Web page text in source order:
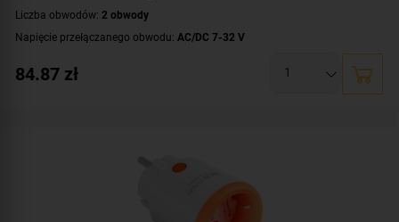
Liczba obwodów: 2 obwody
Napięcie przełączanego obwodu: AC/DC 7-32 V
Styki:COM,NC
84.87 zł